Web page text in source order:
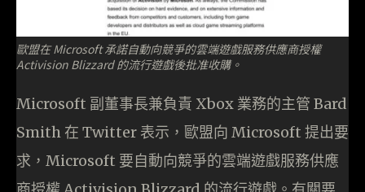
歐盟在 Microsoft 承諾自動向競爭的雲端遊戲服務供應商授權
Activision Blizzard 的流行遊戲後批准收購。
Microsoft 副董事長兼負責 Xbox 業務的主管 Bard
Smith 在 Twitter 表示，歐盟向 Microsoft 提出要
求，Microsoft 要自動向競爭的雲端遊戲服務供應